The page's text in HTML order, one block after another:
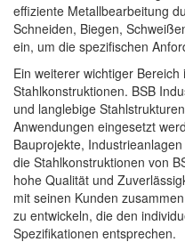
effiziente Metallbearbeitung
Schneiden, Biegen,
ein, um die spezifischen
Ein weiterer wichtiger
Stahlkonstruktionen. BSB
und langlebige
Anwendungen eingesetzt
Bauprojekte,
die Stahlkonstruktionen von
hohe Qualität und
mit seinen Kunden
zu entwickeln, die den
Spezifikationen entsprechen.